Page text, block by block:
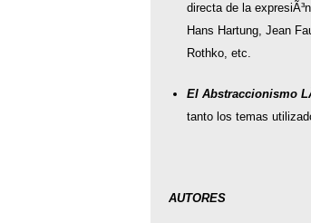
directa de la
Hans Hartung, Jean
Rothko, etc.
El Abstraccionismo
tanto los temas
AUTORES